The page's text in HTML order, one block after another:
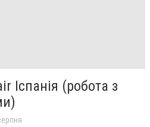
Іспанія (робота з